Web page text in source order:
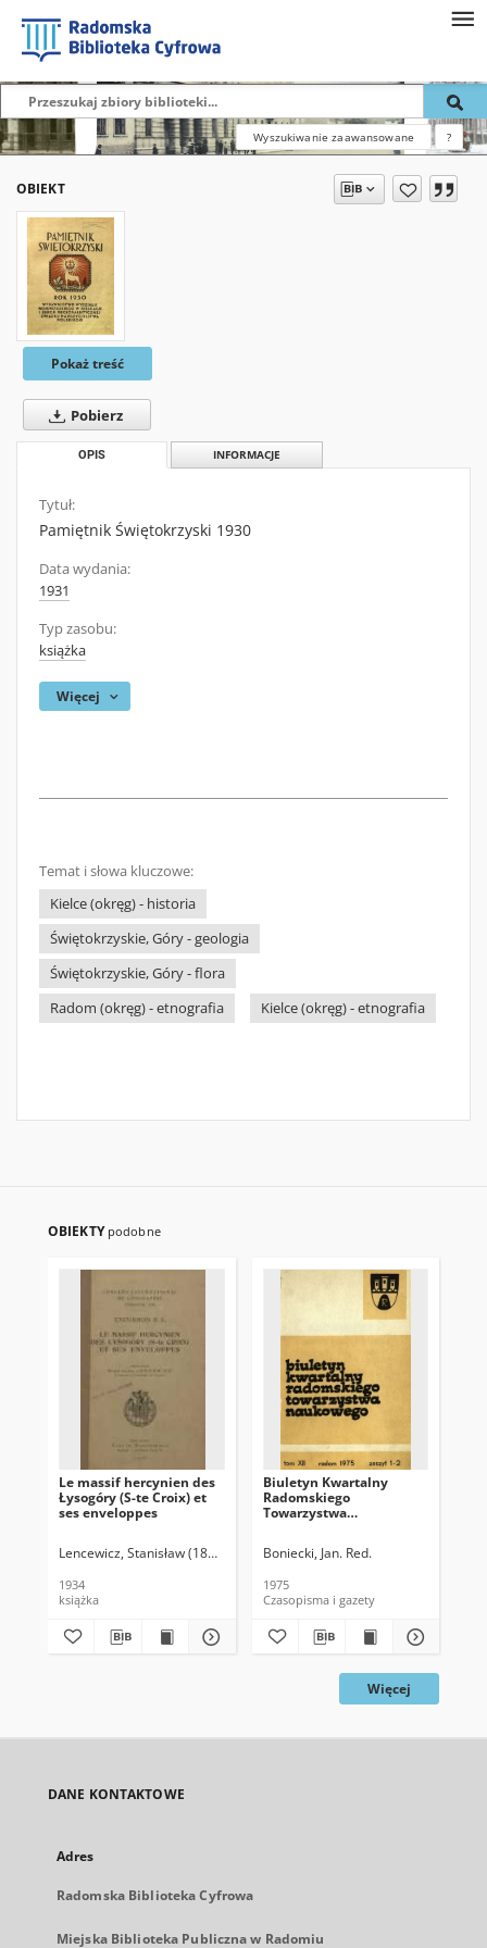
Wyszukiwanie zaawansowane ?
OBIEKT
Pokaż treść
Pobierz
OPIS INFORMACJE
Tytuł:
Pamiętnik Świętokrzyski 1930
Data wydania:
1931
Typ zasobu:
książka
Więcej
Temat i słowa kluczowe:
Kielce (okręg) - historia
Świętokrzyskie, Góry - geologia
Świętokrzyskie, Góry - flora
Radom (okręg) - etnografia
Kielce (okręg) - etnografia
OBIEKTY podobne
Le massif hercynien des
Łysogóry (S-te Croix) et
ses enveloppes
Lencewicz, Stanisław (1889-1944)
1934
książka
Biuletyn Kwartalny
Radomskiego
Towarzystwa
Boniecki, Jan. Red.
1975
Czasopisma i gazety
Więcej
DANE KONTAKTOWE
Adres
Radomska Biblioteka Cyfrowa
Miejska Biblioteka Publiczna w Radomiu